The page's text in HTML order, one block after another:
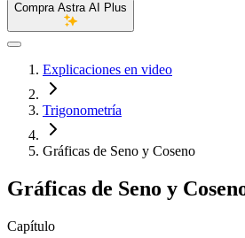
Compra Astra AI Plus
Explicaciones en video
Trigonometría
Gráficas de Seno y Coseno
Gráficas de Seno y
Capítulo